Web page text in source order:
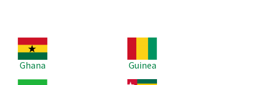
Ghana
Guinea